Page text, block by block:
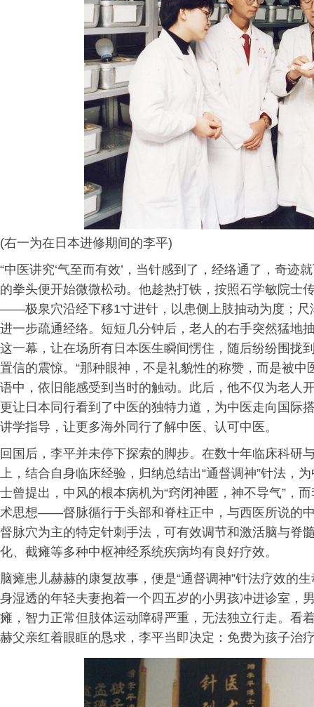
(右一为在日本进修期间的李平)
“中医讲究‘气至而有效’，当针感到了，经络通了，奇迹
的拳头便开始微微松动。他趁热打铁，按照石学敏院士
——极泉穴沿经下移1寸进针，以患侧上肢抽动为度；尺
进一步疏通经络。短短几分钟后，老人的右手突然猛地
这一幕，让在场所有日本医生瞬间愣住，随后纷纷围拢
置信的震惊。“那种眼神，不是礼貌性的称赞，而是被
语中，依旧能感受到当时的触动。此后，他不仅为老人
更让日本同行看到了中医的独特力道，为中医走向国际
讲学指导，让更多海外同行了解中医、认可中医。
回国后，李平并未停下探索的脚步。在数十年临床科研
上，结合自身临床经验，归纳总结出“通督调神”针法，
士曾提出，中风的根本病机为“窍闭神匿，神不导气”，
术思想——督脉循行于头部和脊柱正中，与西医所说的
督脉穴为主的特定针刺手法，可有效调节和激活脑与脊
化、截瘫等多种中枢神经系统疾病均有良好疗效。
脑瘫患儿赫赫的康复故事，便是“通督调神”针法疗效的
身湿透的年轻夫妻抱着一个四五岁的小男孩冲进诊室，
瘫，智力正常但肢体运动障碍严重，无法独立行走。看
赫父亲红着眼眶的恳求，李平当即决定：免费为孩子治